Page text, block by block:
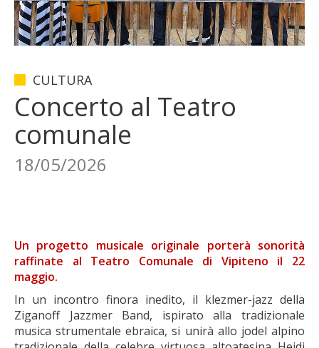
CULTURA
Concerto al Teatro
comunale
18/05/2026
Un progetto musicale originale porterà sonorità
raffinate al Teatro Comunale di Vipiteno il 22
maggio.
In un incontro finora inedito, il klezmer-jazz della
Ziganoff Jazzmer Band, ispirato alla tradizionale
musica strumentale ebraica, si unirà allo jodel alpino